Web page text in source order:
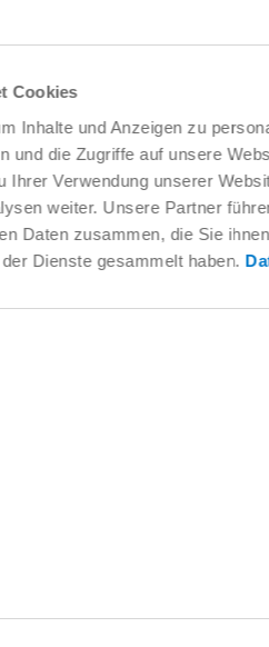
Cookies
Inhalte und Anzeigen zu
und die Zugriffe auf unsere
Ihrer Verwendung unserer
weiter. Unsere Partner
Daten zusammen, die Sie
Dienste gesammelt haben.